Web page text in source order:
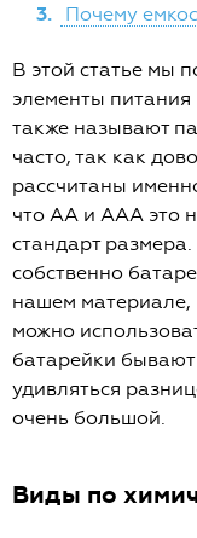
3. Почему
В этой статье мы
элементы питания
также называют
часто, так как
рассчитаны
что АА и ААА это
стандарт
собственно
нашем материале,
можно
батарейки бывают
удивляться
очень большой.
Виды по